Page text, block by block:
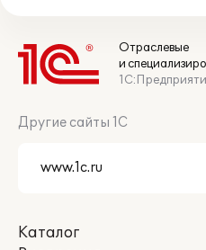
Отраслевые
и
Другие сайты 1С
Каталог